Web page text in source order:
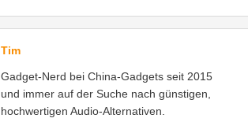
Tim
Gadget-Nerd bei China-Gadgets seit 2015
und immer auf der Suche nach günstigen,
hochwertigen Audio-Alternativen.